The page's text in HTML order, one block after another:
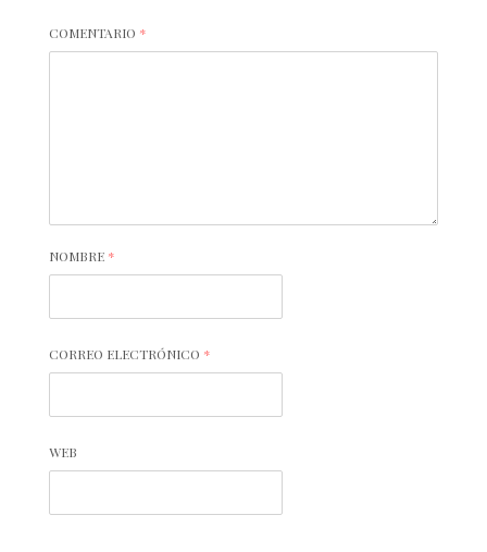
COMENTARIO *
NOMBRE *
CORREO ELECTRÓNICO *
WEB